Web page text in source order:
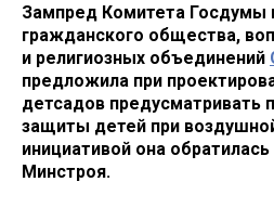
Зампред Комитета Госдумы
гражданского общества,
и религиозных объединений
предложила при
детсадов предусматривать
защиты детей при
инициативой она
Минстроя.